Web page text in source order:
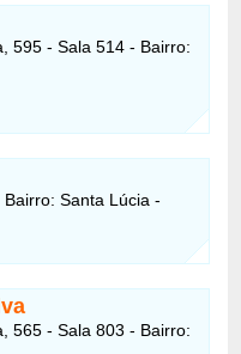
595 - Sala 514 - Bairro:
Santa Lúcia -
565 - Sala 803 - Bairro: